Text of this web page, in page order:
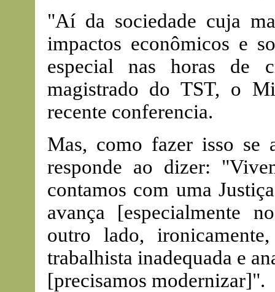
"Aí da sociedade cuja
impactos econômicos e
especial nas horas de
magistrado do TST, o
recente conferencia.
Mas, como fazer isso se
responde ao dizer:
contamos com uma
avança [especialmente
outro lado,
trabalhista inadequada e
[precisamos modernizar]".